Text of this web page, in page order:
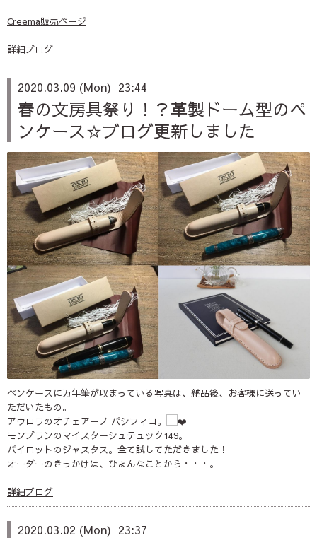
Creema販売ページ
詳細ブログ
2020.03.09 (Mon) 23:44
春の文房具祭り！？革製ドーム型のペ
ンケース☆ブログ更新しました
ペンケースに万年筆が収まっている写真は、納品後、お客様に送ってい
ただいたもの。
アウロラのオチェアーノ パシフィコ。
モンブランのマイスターシュテュック149。
パイロットのジャスタス。全て試してただきました！
オーダーのきっかけは、ひょんなことから・・・。
詳細ブログ
2020.03.02 (Mon) 23:37